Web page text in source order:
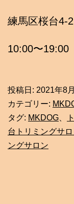
練馬区桜台4-
10:00〜19:00
投稿日: 2021年8
カテゴリー:
タグ: MKDOG
台トリミングサ
ングサロン